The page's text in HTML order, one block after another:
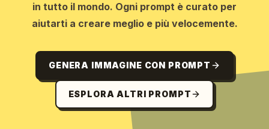
in tutto il mondo. Ogni prompt è curato per
aiutarti a creare meglio e più velocemente.
GENERA IMMAGINE CON PROMPT
ESPLORA ALTRI PROMPT